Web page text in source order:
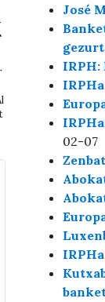
José
IRPH:
02-07